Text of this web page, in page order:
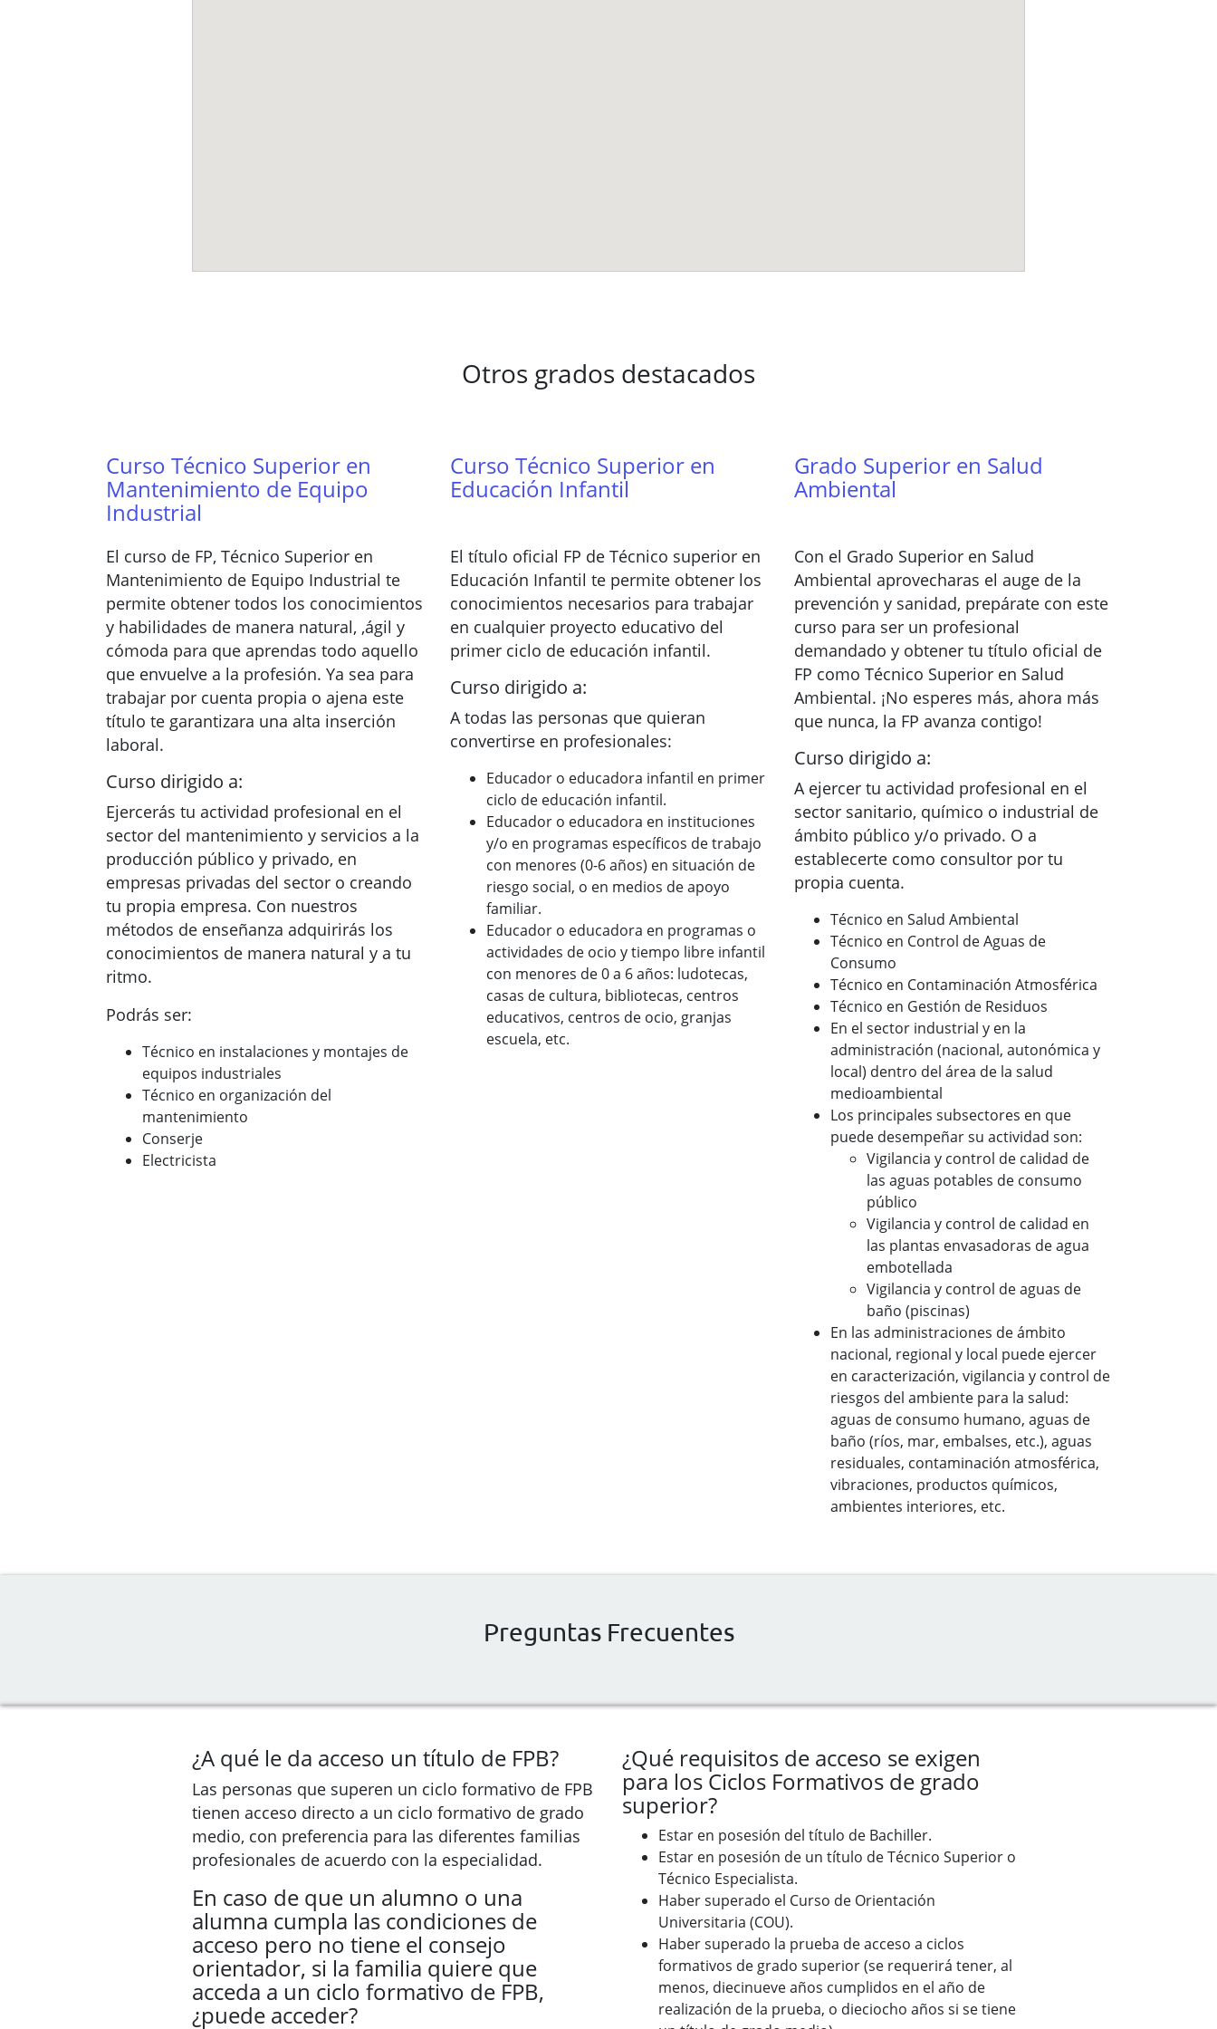
Otros grados destacados
Curso Técnico Superior en
Mantenimiento de Equipo
Industrial
El curso de FP, Técnico Superior en
Mantenimiento de Equipo Industrial te
permite obtener todos los conocimientos
y habilidades de manera natural, ,ágil y
cómoda para que aprendas todo aquello
que envuelve a la profesión. Ya sea para
trabajar por cuenta propia o ajena este
título te garantizara una alta inserción
laboral.
Curso dirigido a:
Ejercerás tu actividad profesional en el
sector del mantenimiento y servicios a la
producción público y privado, en
empresas privadas del sector o creando
tu propia empresa. Con nuestros
métodos de enseñanza adquirirás los
conocimientos de manera natural y a tu
ritmo.
Podrás ser:
Técnico en instalaciones y montajes de
equipos industriales
Técnico en organización del
mantenimiento
Conserje
Electricista
Curso Técnico Superior en
Educación Infantil
El título oficial FP de Técnico superior en
Educación Infantil te permite obtener los
conocimientos necesarios para trabajar
en cualquier proyecto educativo del
primer ciclo de educación infantil.
Curso dirigido a:
A todas las personas que quieran
convertirse en profesionales:
Educador o educadora infantil en primer
ciclo de educación infantil.
Educador o educadora en instituciones
y/o en programas específicos de trabajo
con menores (0-6 años) en situación de
riesgo social, o en medios de apoyo
familiar.
Educador o educadora en programas o
actividades de ocio y tiempo libre infantil
con menores de 0 a 6 años: ludotecas,
casas de cultura, bibliotecas, centros
educativos, centros de ocio, granjas
escuela, etc.
Grado Superior en Salud
Ambiental
Con el Grado Superior en Salud
Ambiental aprovecharas el auge de la
prevención y sanidad, prepárate con este
curso para ser un profesional
demandado y obtener tu título oficial de
FP como Técnico Superior en Salud
Ambiental. ¡No esperes más, ahora más
que nunca, la FP avanza contigo!
Curso dirigido a:
A ejercer tu actividad profesional en el
sector sanitario, químico o industrial de
ámbito público y/o privado. O a
establecerte como consultor por tu
propia cuenta.
Técnico en Salud Ambiental
Técnico en Control de Aguas de
Consumo
Técnico en Contaminación Atmosférica
Técnico en Gestión de Residuos
En el sector industrial y en la
administración (nacional, autonómica y
local) dentro del área de la salud
medioambiental
Los principales subsectores en que
puede desempeñar su actividad son:
Vigilancia y control de calidad de
las aguas potables de consumo
público
Vigilancia y control de calidad en
las plantas envasadoras de agua
embotellada
Vigilancia y control de aguas de
baño (piscinas)
En las administraciones de ámbito
nacional, regional y local puede ejercer
en caracterización, vigilancia y control de
riesgos del ambiente para la salud:
aguas de consumo humano, aguas de
baño (ríos, mar, embalses, etc.), aguas
residuales, contaminación atmosférica,
vibraciones, productos químicos,
ambientes interiores, etc.
Preguntas Frecuentes
¿A qué le da acceso un título de FPB?
Las personas que superen un ciclo formativo de FPB
tienen acceso directo a un ciclo formativo de grado
medio, con preferencia para las diferentes familias
profesionales de acuerdo con la especialidad.
En caso de que un alumno o una
alumna cumpla las condiciones de
acceso pero no tiene el consejo
orientador, si la familia quiere que
acceda a un ciclo formativo de FPB,
¿puede acceder?
¿Qué requisitos de acceso se exigen
para los Ciclos Formativos de grado
superior?
Estar en posesión del título de Bachiller.
Estar en posesión de un título de Técnico Superior o
Técnico Especialista.
Haber superado el Curso de Orientación
Universitaria (COU).
Haber superado la prueba de acceso a ciclos
formativos de grado superior (se requerirá tener, al
menos, diecinueve años cumplidos en el año de
realización de la prueba, o dieciocho años si se tiene